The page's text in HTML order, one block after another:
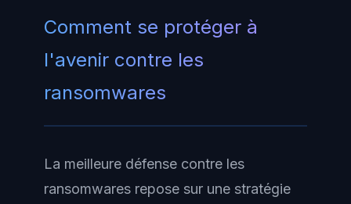
Comment se protéger à
l'avenir contre les
ransomwares
La meilleure défense contre les
ransomwares repose sur une stratégie